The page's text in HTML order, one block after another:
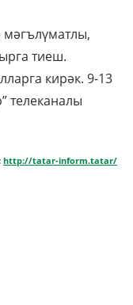
мәгълүматлы,
тиеш.
кирәк. 9-13
телеканалы
http://tatar-inform.tatar/